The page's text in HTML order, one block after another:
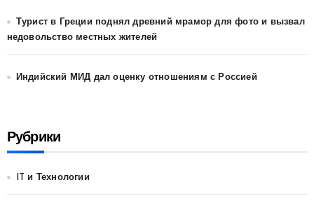
Турист в Греции поднял древний мрамор для фото и вызвал
недовольство местных жителей
Индийский МИД дал оценку отношениям с Россией
Рубрики
IT и Технологии